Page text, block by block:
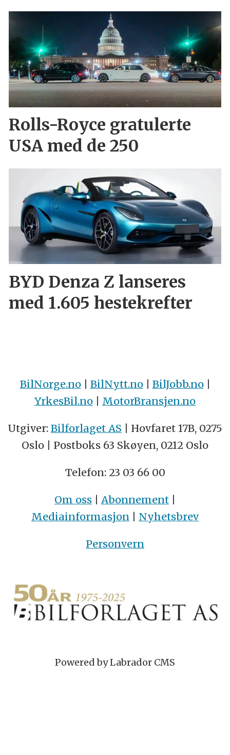
Rolls-Royce gratulerte
USA med de 250
BYD Denza Z lanseres
med 1.605 hestekrefter
BilNorge.no| BilNytt.no| BilJobb.no|
YrkesBil.no | MotorBransjen.no
Utgiver: Bilforlaget AS | Hovfaret 17B, 0275
Oslo | Postboks 63 Skøyen, 0212 Oslo
Telefon: 23 03 66 00
Om oss | Abonnement |
Mediainformasjon | Nyhetsbrev
Personvern
Powered by Labrador CMS